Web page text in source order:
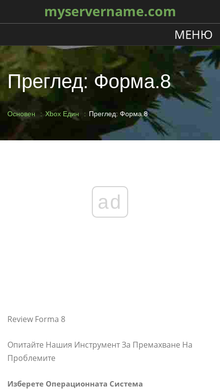
myservername.com
МЕНЮ
Преглед: Форма.8
Основен Xbox Един Преглед: Форма.8
ad
Review Forma 8
Опитайте Нашия Инструмент За Премахване На
Проблемите
Изберете Операционната Система